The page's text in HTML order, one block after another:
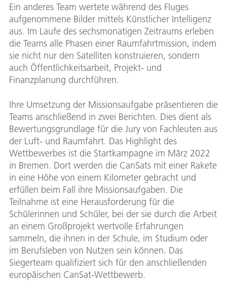
Ein anderes Team wertete während des Fluges
aufgenommene Bilder mittels Künstlicher Intelligenz
aus. Im Laufe des sechsmonatigen Zeitraums erleben
die Teams alle Phasen einer Raumfahrtmission, indem
sie nicht nur den Satelliten konstruieren, sondern
auch Öffentlichkeitsarbeit, Projekt- und
Finanzplanung durchführen.
Ihre Umsetzung der Missionsaufgabe präsentieren die
Teams anschließend in zwei Berichten. Dies dient als
Bewertungsgrundlage für die Jury von Fachleuten aus
der Luft- und Raumfahrt. Das Highlight des
Wettbewerbes ist die Startkampagne im März 2022
in Bremen. Dort werden die CanSats mit einer Rakete
in eine Höhe von einem Kilometer gebracht und
erfüllen beim Fall ihre Missionsaufgaben. Die
Teilnahme ist eine Herausforderung für die
Schülerinnen und Schüler, bei der sie durch die Arbeit
an einem Großprojekt wertvolle Erfahrungen
sammeln, die ihnen in der Schule, im Studium oder
im Berufsleben von Nutzen sein können. Das
Siegerteam qualifiziert sich für den anschließenden
europäischen CanSat-Wettbewerb.